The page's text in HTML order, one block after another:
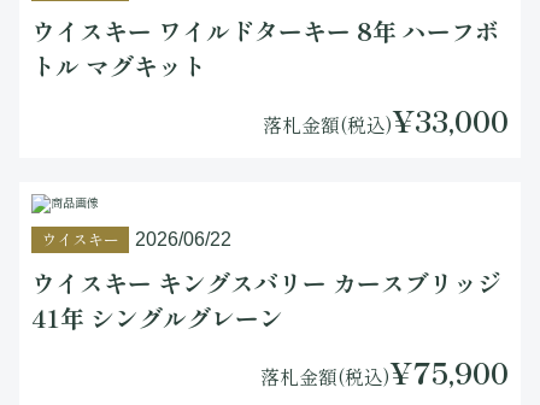
ウイスキー ワイルドターキー 8年 ハーフボ
トル マグキット
落札金額(税込)¥33,000
ウイスキー 2026/06/22
ウイスキー キングスバリー カースブリッジ
41年 シングルグレーン
落札金額(税込)¥75,900